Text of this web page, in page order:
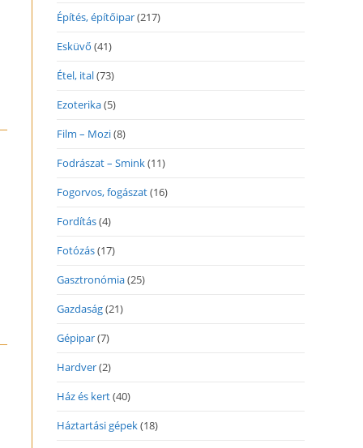
Építés, építőipar(217)
Esküvő (41)
Étel, ital(73)
Ezoterika(5)
Film – Mozi(8)
Fodrászat – Smink(11)
Fogorvos, fogászat(16)
Fordítás(4)
Fotózás(17)
Gasztronómia(25)
Gazdaság(21)
Gépipar(7)
Hardver(2)
Ház és kert(40)
Háztartási gépek(18)